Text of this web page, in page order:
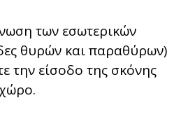
των εσωτερικών
θυρών και παραθύρων)
την είσοδο της σκόνης